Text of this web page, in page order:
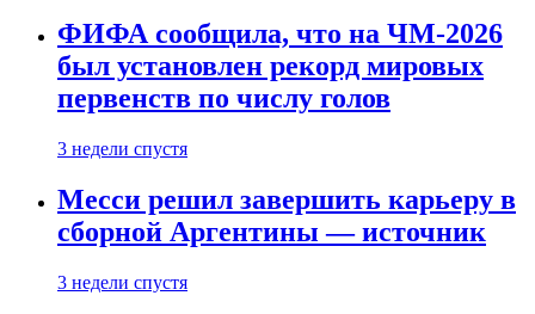
ФИФА сообщила, что на ЧМ-2026
был установлен рекорд мировых
первенств по числу голов
3 недели спустя
Месси решил завершить карьеру в
сборной Аргентины — источник
3 недели спустя